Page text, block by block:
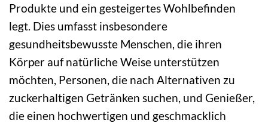
Produkte und ein gesteigertes Wohlbefinden
legt. Dies umfasst insbesondere
gesundheitsbewusste Menschen, die ihren
Körper auf natürliche Weise unterstützen
möchten, Personen, die nach Alternativen zu
zuckerhaltigen Getränken suchen, und Genießer,
die einen hochwertigen und geschmacklich